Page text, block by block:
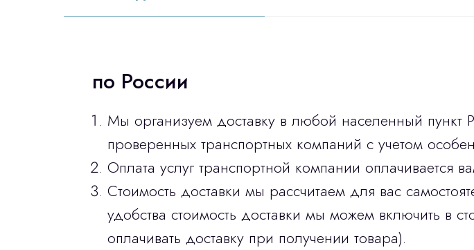
по России
Мы организуем доставку в любой населенный пункт
проверенных транспортных компаний с учетом
Оплата услуг транспортной компании оплачивается
Стоимость доставки мы рассчитаем для вас
удобства стоимость доставки мы можем включить в
оплачивать доставку при получении товара).